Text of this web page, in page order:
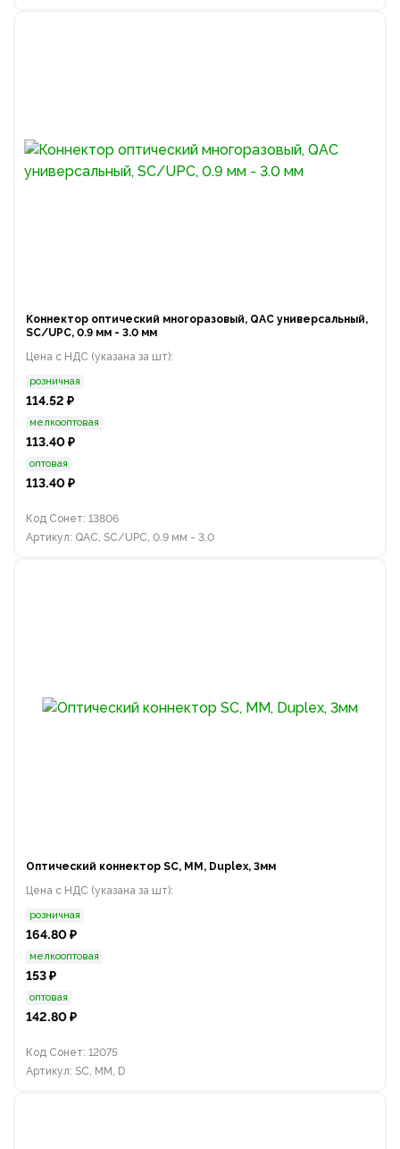
Коннектор оптический многоразовый, QAC универсальный,
SC/UPC, 0.9 мм - 3.0 мм
Цена с НДС (указана за шт):
розничная
114.52 ₽
мелкооптовая
113.40 ₽
оптовая
113.40 ₽
Код Сонет: 13806
Артикул: QAC, SC/UPC, 0.9 мм - 3.0
Оптический коннектор SC, MM, Duplex, 3мм
Цена с НДС (указана за шт):
розничная
164.80 ₽
мелкооптовая
153 ₽
оптовая
142.80 ₽
Код Сонет: 12075
Артикул: SC, MM, D